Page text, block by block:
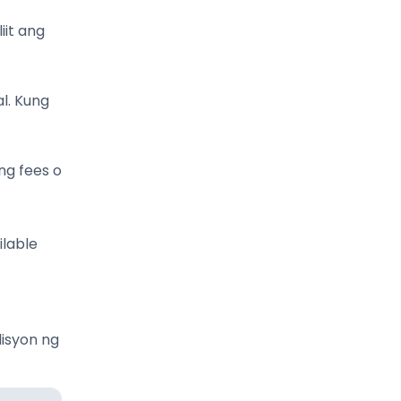
ang
Kung
fees o
ng